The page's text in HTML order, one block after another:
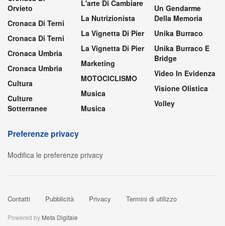
Orvieto
Cronaca Di Terni
Cronaca Di Terni
Cronaca Umbria
Cronaca Umbria
Cultura
Culture
Sotterranee
L'arte Di Cambiare
La Nutrizionista
La Vignetta Di Pier
La Vignetta Di Pier
Marketing
MOTOCICLISMO
Musica
Musica
Un Gendarme
Della Memoria
Unika Burraco
Unika Burraco E
Bridge
Video In Evidenza
Visione Olistica
Volley
Preferenze privacy
Modifica le preferenze privacy
Contatti Pubblicità Privacy Termini di utilizzo
Powered by Meta Digitale